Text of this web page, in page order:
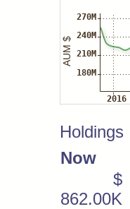
Holdings
Now
$
862.00K